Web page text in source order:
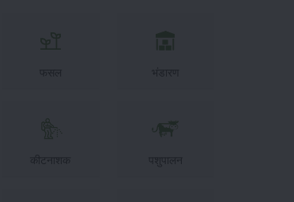
फसल भंडारण
कीटनाशक पशुपालन